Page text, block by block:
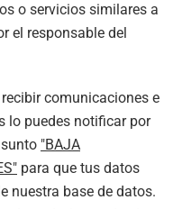
o servicios similares a
el responsable del
comunicaciones e
lo puedes notificar por
"BAJA
para que tus datos
nuestra base de datos.